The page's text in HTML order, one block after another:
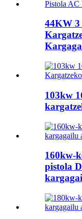
44KW 3
103kw
160kw-
pistola